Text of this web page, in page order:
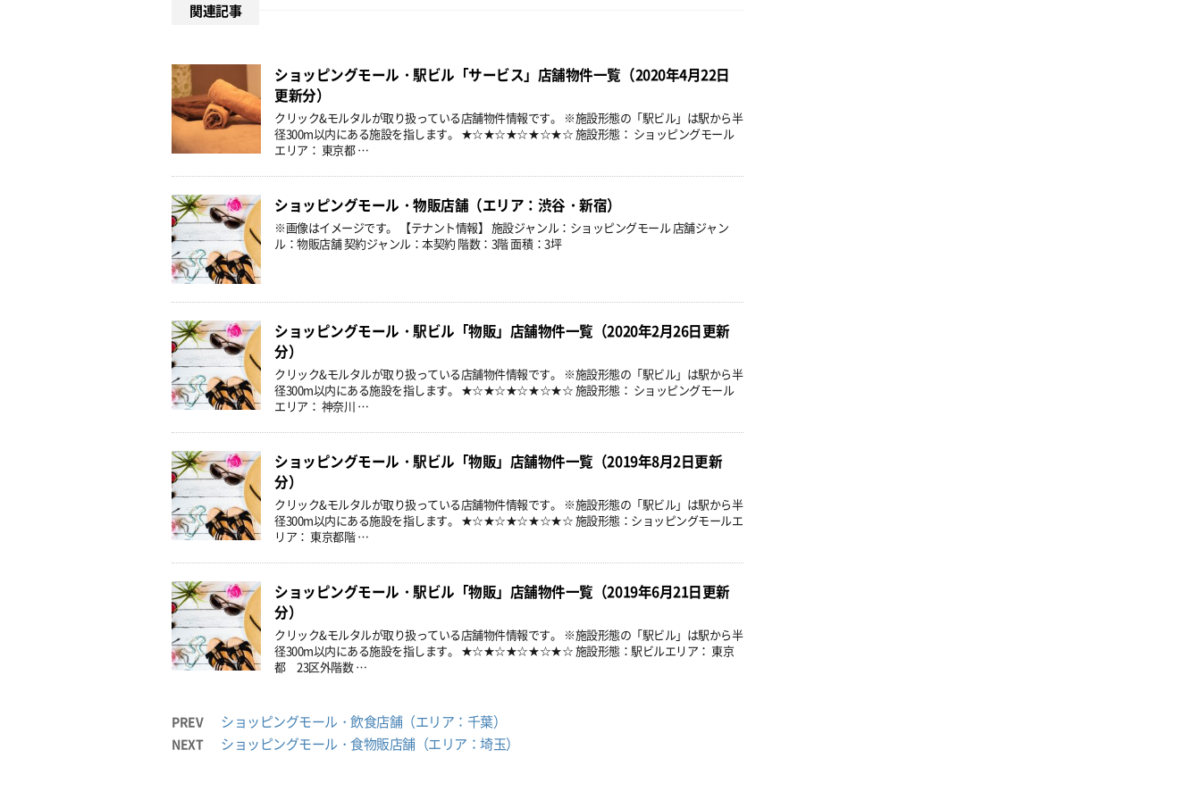
関連記事
ショッピングモール・駅ビル「サービス」店舗物件一覧（2020年4月22日
更新分）
クリック&モルタルが取り扱っている店舗物件情報です。 ※施設形態の「駅ビル」は駅から半
径300m以内にある施設を指します。 ★☆★☆★☆★☆★☆ 施設形態： ショッピングモール
エリア： 東京都 …
ショッピングモール・物販店舗（エリア：渋谷・新宿）
※画像はイメージです。 【テナント情報】 施設ジャンル：ショッピングモール 店舗ジャン
ル：物販店舗 契約ジャンル：本契約 階数：3階 面積：3坪
ショッピングモール・駅ビル「物販」店舗物件一覧（2020年2月26日更新
分）
クリック&モルタルが取り扱っている店舗物件情報です。 ※施設形態の「駅ビル」は駅から半
径300m以内にある施設を指します。 ★☆★☆★☆★☆★☆ 施設形態： ショッピングモール
エリア： 神奈川 …
ショッピングモール・駅ビル「物販」店舗物件一覧（2019年8月2日更新
分）
クリック&モルタルが取り扱っている店舗物件情報です。 ※施設形態の「駅ビル」は駅から半
径300m以内にある施設を指します。 ★☆★☆★☆★☆★☆ 施設形態：ショッピングモールエ
リア： 東京都階 …
ショッピングモール・駅ビル「物販」店舗物件一覧（2019年6月21日更新
分）
クリック&モルタルが取り扱っている店舗物件情報です。 ※施設形態の「駅ビル」は駅から半
径300m以内にある施設を指します。 ★☆★☆★☆★☆★☆ 施設形態：駅ビルエリア： 東京
都 23区外階数 …
PREV ショッピングモール・飲食店舗（エリア：千葉）
NEXT ショッピングモール・食物販店舗（エリア：埼玉）